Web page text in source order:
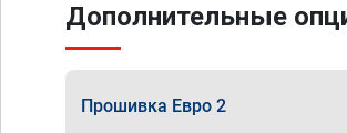
Дополнительные
Прошивка Евро 2